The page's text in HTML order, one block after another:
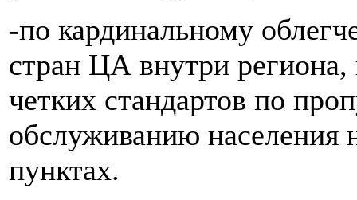
-по кардинальному
стран ЦА внутри региона,
четких стандартов по
обслуживанию
пунктах.